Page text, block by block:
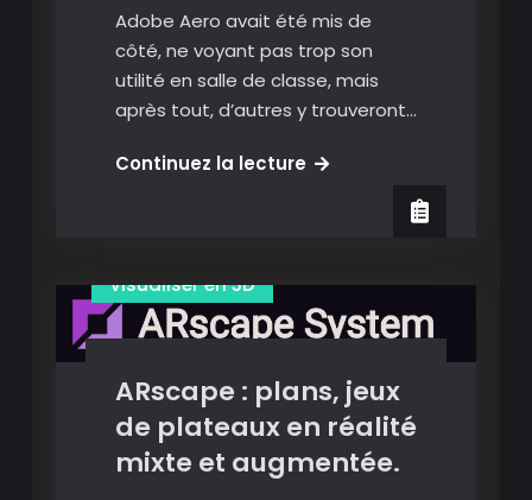
Adobe Aero avait été mis de
côté, ne voyant pas trop son
utilité en salle de classe, mais
après tout, d’autres y trouveront…
Continuez la lectureAdobe
et
partager
ses
en
réalité
augmentée
Visualiser en 3D
ARscape : plans, jeux
de plateaux en réalité
mixte et augmentée.